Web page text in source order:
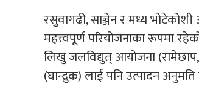
रसुवागढी, साञ्जेन र मध्य
महत्त्वपूर्ण परियोजनाका रूपमा
लिखु जलविद्युत् आयोजना
(घान्द्रुक) लाई पनि उत्पादन